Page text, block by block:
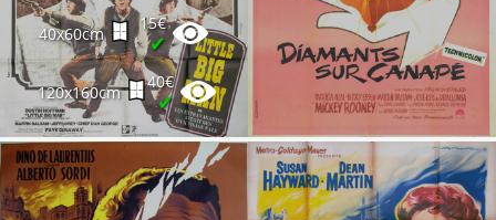
40x60cm
15€
✔
120x160cm
40€
✔